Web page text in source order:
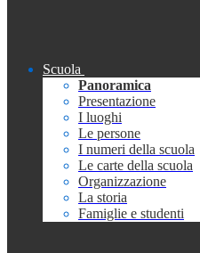
Scuola
Panoramica
Presentazione
I luoghi
Le persone
I numeri della scuola
Le carte della scuola
Organizzazione
La storia
Famiglie e studenti